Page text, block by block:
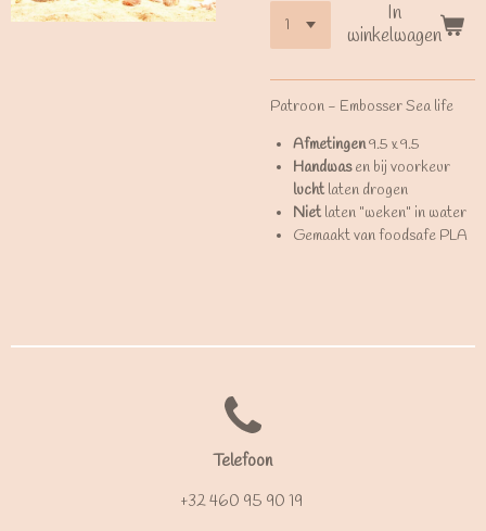
In
winkelwagen
Patroon - Embosser Sea life
Afmetingen9.5 x 9.5
Handwasen bij voorkeur
lucht laten drogen
Niet laten "weken" in water
Gemaakt van foodsafe PLA
Telefoon
+32 460 95 90 19